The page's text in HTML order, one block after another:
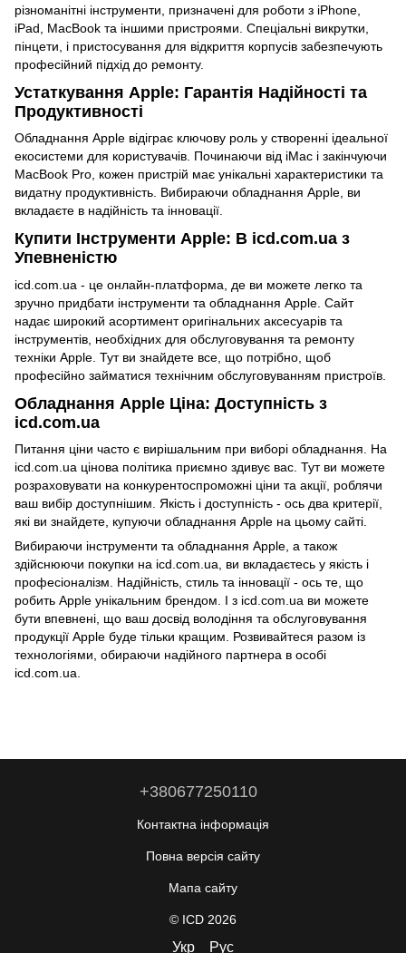
різноманітні інструменти, призначені для роботи з iPhone,
iPad, MacBook та іншими пристроями. Спеціальні викрутки,
пінцети, і пристосування для відкриття корпусів забезпечують
професійний підхід до ремонту.
Устаткування Apple: Гарантія Надійності та
Продуктивності
Обладнання Apple відіграє ключову роль у створенні ідеальної
екосистеми для користувачів. Починаючи від iMac і закінчуючи
MacBook Pro, кожен пристрій має унікальні характеристики та
видатну продуктивність. Вибираючи обладнання Apple, ви
вкладаєте в надійність та інновації.
Купити Інструменти Apple: В icd.com.ua з
Упевненістю
icd.com.ua - це онлайн-платформа, де ви можете легко та
зручно придбати інструменти та обладнання Apple. Сайт
надає широкий асортимент оригінальних аксесуарів та
інструментів, необхідних для обслуговування та ремонту
техніки Apple. Тут ви знайдете все, що потрібно, щоб
професійно займатися технічним обслуговуванням пристроїв.
Обладнання Apple Ціна: Доступність з
icd.com.ua
Питання ціни часто є вирішальним при виборі обладнання. На
icd.com.ua цінова політика приємно здивує вас. Тут ви можете
розраховувати на конкурентоспроможні ціни та акції, роблячи
ваш вибір доступнішим. Якість і доступність - ось два критерії,
які ви знайдете, купуючи обладнання Apple на цьому сайті.
Вибираючи інструменти та обладнання Apple, а також
здійснюючи покупки на icd.com.ua, ви вкладаєтесь у якість і
професіоналізм. Надійність, стиль та інновації - ось те, що
робить Apple унікальним брендом. І з icd.com.ua ви можете
бути впевнені, що ваш досвід володіння та обслуговування
продукції Apple буде тільки кращим. Розвивайтеся разом із
технологіями, обираючи надійного партнера в особі
icd.com.ua.
+380677250110
Контактна інформація
Повна версія сайту
Мапа сайту
© ICD 2026
Укр Рус